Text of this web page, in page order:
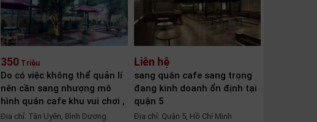
350 Triệu
Do có việc không thể quản lí
nên cần sang nhượng mô
hình quán cafe khu vui chơi ,
Địa chỉ: Tân Uyên, Bình Dương
Liên hệ
sang quán cafe sang trọng
đang kinh doanh ổn định tại
quận 5
Địa chỉ: Quận 5, Hồ Chí Minh